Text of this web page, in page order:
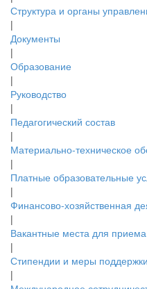
Структура и органы
|
Документы
|
Образование
|
Руководство
|
Педагогический состав
|
Материально-техническое
|
Платные образовательные
|
Финансово-хозяйственная
|
Вакантные места для
|
Стипендии и меры
|